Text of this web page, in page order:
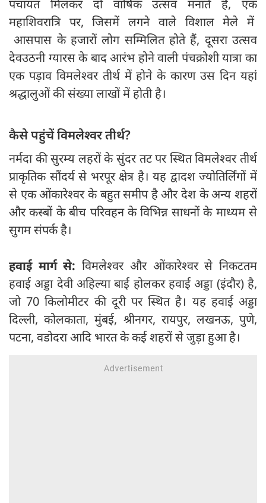
पंचायत मिलकर दो वार्षिक उत्सव मनाते हैं, एक
महाशिवरात्रि पर, जिसमें लगने वाले विशाल मेले में
आसपास के हजारों लोग सम्मिलित होते हैं, दूसरा उत्सव
देवउठनी ग्यारस के बाद आरंभ होने वाली पंचक्रोशी यात्रा का
एक पड़ाव विमलेश्वर तीर्थ में होने के कारण उस दिन यहां
श्रद्धालुओं की संख्या लाखों में होती है।
कैसे पहुंचें विमलेश्वर तीर्थ?
नर्मदा की सुरम्य लहरों के सुंदर तट पर स्थित विमलेश्वर तीर्थ
प्राकृतिक सौंदर्य से भरपूर क्षेत्र है। यह द्वादश ज्योतिर्लिंगों में
से एक ओंकारेश्वर के बहुत समीप है और देश के अन्य शहरों
और कस्बों के बीच परिवहन के विभिन्न साधनों के माध्यम से
सुगम संपर्क है।
हवाई मार्ग से:विमलेश्वर और ओंकारेश्वर से निकटतम
हवाई अड्डा देवी अहिल्या बाई होलकर हवाई अड्डा (इंदौर) है,
जो 70 किलोमीटर की दूरी पर स्थित है। यह हवाई अड्डा
दिल्ली, कोलकाता, मुंबई, श्रीनगर, रायपुर, लखनऊ, पुणे,
पटना, वडोदरा आदि भारत के कई शहरों से जुड़ा हुआ है।